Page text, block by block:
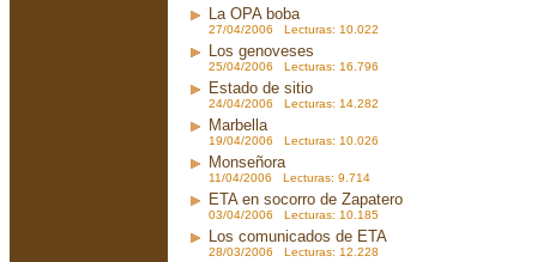
La OPA boba
27/04/2006 Lecturas: 10.022
Los genoveses
25/04/2006 Lecturas: 16.796
Estado de sitio
24/04/2006 Lecturas: 14.282
Marbella
19/04/2006 Lecturas: 10.026
Monseñora
11/04/2006 Lecturas: 9.714
ETA en socorro de Zapatero
03/04/2006 Lecturas: 10.185
Los comunicados de ETA
28/03/2006 Lecturas: 12.228